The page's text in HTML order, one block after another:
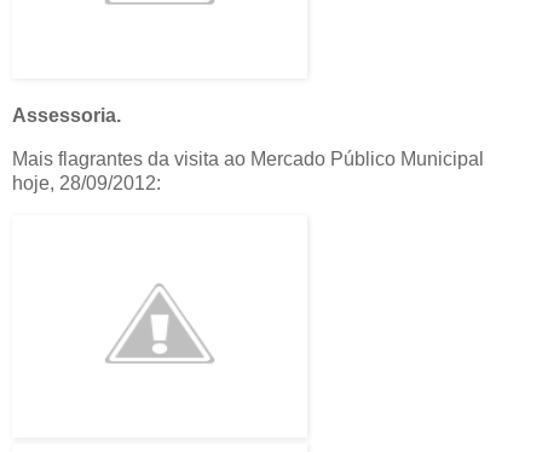
Assessoria.
Mais flagrantes da visita ao Mercado Público Municipal
hoje, 28/09/2012: